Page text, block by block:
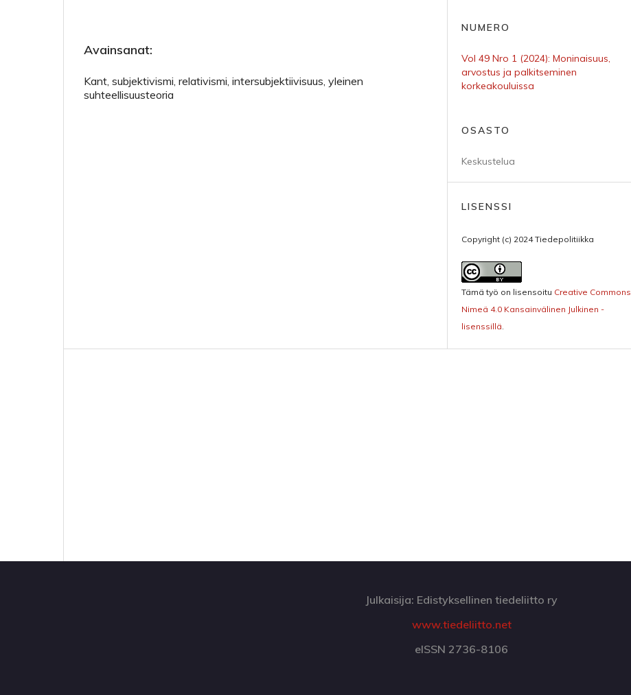
Avainsanat:
Kant, subjektivismi, relativismi, intersubjektiivisuus, yleinen
suhteellisuusteoria
NUMERO
Vol 49 Nro 1 (2024): Moninaisuus,
arvostus ja palkitseminen
korkeakouluissa
OSASTO
Keskustelua
LISENSSI
Copyright (c) 2024 Tiedepolitiikka
Tämä työ on lisensoitu Creative Commons
Nimeä 4.0 Kansainvälinen Julkinen -
lisenssillä.
Julkaisija: Edistyksellinen tiedeliitto ry
www.tiedeliitto.net
eISSN 2736-8106